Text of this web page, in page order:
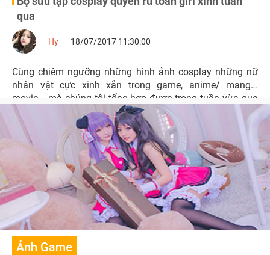
qua
Hy 18/07/2017 11:30:00
Cùng chiêm ngưỡng những hình ảnh cosplay những nữ
nhân vật cực xinh xắn trong game, anime/ manga,
movie... mà chúng tôi tổng hợp được trong tuần vừa qua
nhé.
Ảnh Game